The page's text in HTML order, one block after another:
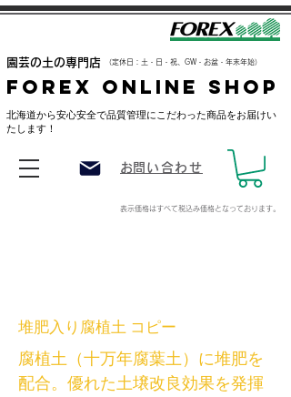
​園芸の土の専門店
FOREX ONLINE SHOP
表示価格はすべて税込み価格となっております。
（定休日：土・日・祝、GW・お盆・年末年始）
​お問い合わせ
​北海道から安心安全で品質管理にこだわった商品をお届けい
たします！
堆肥入り腐植土 コピー
腐植土（十万年腐葉土）に堆肥を
配合。優れた土壌改良効果を発揮